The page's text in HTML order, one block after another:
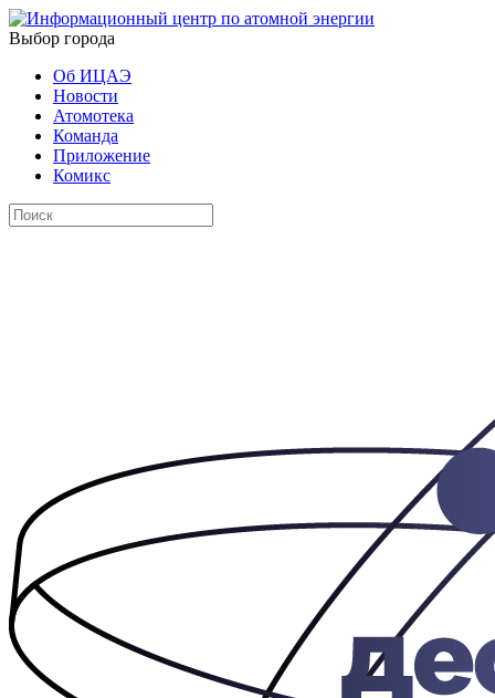
Выбор города
Об ИЦАЭ
Новости
Атомотека
Команда
Приложение
Комикс